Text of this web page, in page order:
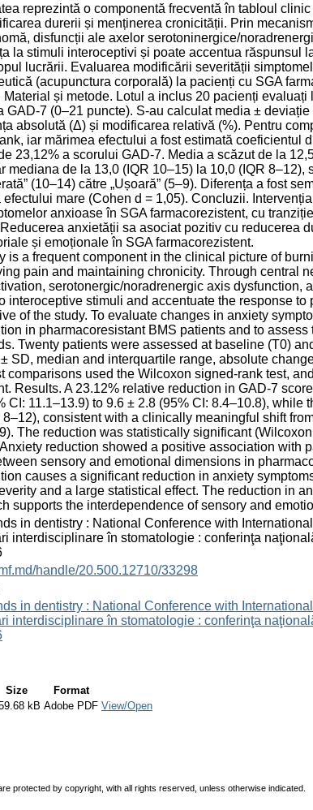
reprezintă o componentă frecventă în tabloul
durerii și menținerea cronicității. Prin
disfuncții ale axelor serotoninergice/
la stimuli interoceptivi și poate accentua răspunsul
lucrării. Evaluarea modificării severității
(acupunctura corporală) la pacienți cu SGA
și metode. Lotul a inclus 20 pacienți
GAD-7 (0–21 puncte). S-au calculat media ±
absolută (Δ) și modificarea relativă (%). Pentru
iar mărimea efectului a fost estimată coeficientul
23,12% a scorului GAD-7. Media a scăzut de la
mediana de la 13,0 (IQR 10–15) la 10,0 (IQR
(10–14) către „Ușoară” (5–9). Diferența a fost
efectului mare (Cohen d = 1,05). Concluzii.
anxioase în SGA farmacorezistent, cu
anxietății sa asociat pozitiv cu reducerea
și emoționale în SGA farmacorezistent.
is a frequent component in the clinical picture of
pain and maintaining chronicity. Through central
serotonergic/noradrenergic axis dysfunction,
interoceptive stimuli and accentuate the response to
of the study. To evaluate changes in anxiety
in pharmacoresistant BMS patients and to
Twenty patients were assessed at baseline (T0)
SD, median and interquartile range, absolute
comparisons used the Wilcoxon signed-rank test,
Results. A 23.12% relative reduction in GAD-7
CI: 11.1–13.9) to 9.6 ± 2.8 (95% CI: 8.4–10.8), while
consistent with a clinically meaningful shift
The reduction was statistically significant
reduction showed a positive association with
sensory and emotional dimensions in
causes a significant reduction in anxiety
and a large statistical effect. The reduction in
supports the interdependence of sensory and
in dentistry : National Conference with
interdisciplinare în stomatologie : conferinţa
handle/20.500.12710/33298
in dentistry : National Conference with
interdisciplinare în stomatologie : conferinţa
Size
Format
kB Adobe PDF View/Open
protected by copyright, with all rights reserved, unless otherwise indicated.